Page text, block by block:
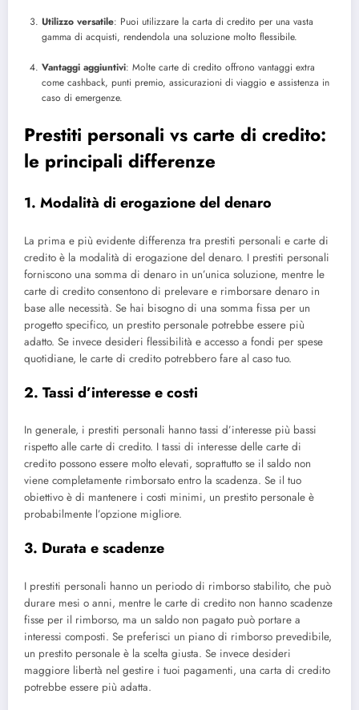
Utilizzo versatile: Puoi utilizzare la carta di credito per una vasta
gamma di acquisti, rendendola una soluzione molto flessibile.
Vantaggi aggiuntivi: Molte carte di credito offrono vantaggi extra
come cashback, punti premio, assicurazioni di viaggio e assistenza in
caso di emergenze.
Prestiti personali vs carte di credito:
le principali differenze
1. Modalità di erogazione del denaro
La prima e più evidente differenza tra prestiti personali e carte di
credito è la modalità di erogazione del denaro. I prestiti personali
forniscono una somma di denaro in un’unica soluzione, mentre le
carte di credito consentono di prelevare e rimborsare denaro in
base alle necessità. Se hai bisogno di una somma fissa per un
progetto specifico, un prestito personale potrebbe essere più
adatto. Se invece desideri flessibilità e accesso a fondi per spese
quotidiane, le carte di credito potrebbero fare al caso tuo.
2. Tassi d’interesse e costi
In generale, i prestiti personali hanno tassi d’interesse più bassi
rispetto alle carte di credito. I tassi di interesse delle carte di
credito possono essere molto elevati, soprattutto se il saldo non
viene completamente rimborsato entro la scadenza. Se il tuo
obiettivo è di mantenere i costi minimi, un prestito personale è
probabilmente l’opzione migliore.
3. Durata e scadenze
I prestiti personali hanno un periodo di rimborso stabilito, che può
durare mesi o anni, mentre le carte di credito non hanno scadenze
fisse per il rimborso, ma un saldo non pagato può portare a
interessi composti. Se preferisci un piano di rimborso prevedibile,
un prestito personale è la scelta giusta. Se invece desideri
maggiore libertà nel gestire i tuoi pagamenti, una carta di credito
potrebbe essere più adatta.